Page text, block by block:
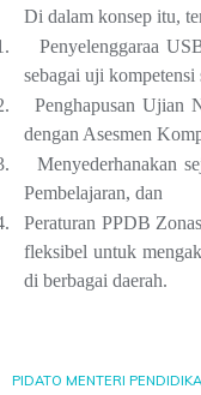
Di dalam konsep itu,
Penyelenggaraa
sebagai uji kompetensi
Penghapusan Ujian
dengan Asesmen
Menyederhanakan
Pembelajaran, dan
Peraturan PPDB
fleksibel untuk
di berbagai daerah.
PIDATO MENTERI